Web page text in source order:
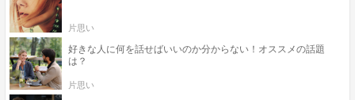
片思い
好きな人に何を話せばいいのか分からない！オススメの話題
は？
片思い